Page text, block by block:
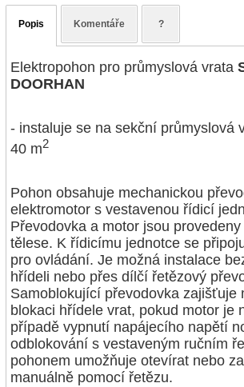
Popis Komentáře ?
Elektropohon pro průmyslová vrata
DOORHAN
- instaluje se na sekční průmyslová
40 m2
Pohon obsahuje mechanickou
elektromotor s vestavenou řídicí
Převodovka a motor jsou
tělese. K řídicímu jednotce se
pro ovládání. Je možná instalace
hřídeli nebo přes dílčí řetězový
Samoblokující převodovka zajišťuje
blokaci hřídele vrat, pokud motor je
případě vypnutí napájecího napětí
odblokování s vestaveným ručním
pohonem umožňuje otevírat nebo
manuálně pomocí řetězu.